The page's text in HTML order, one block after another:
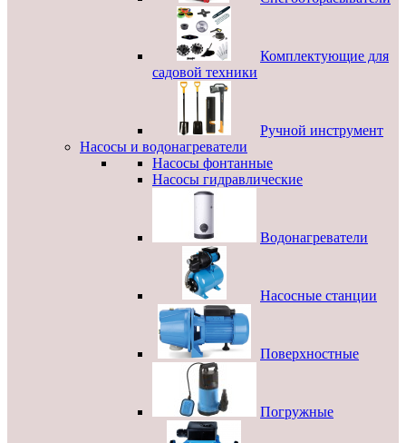
Комплектующие для
садовой техники
Ручной инструмент
Насосы и водонагреватели
Насосы фонтанные
Насосы гидравлические
Водонагреватели
Насосные станции
Поверхностные
Погружные